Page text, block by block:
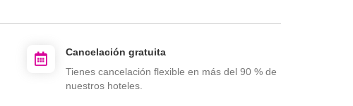
Cancelación gratuita
Tienes cancelación flexible en más del 90 % de
nuestros hoteles.